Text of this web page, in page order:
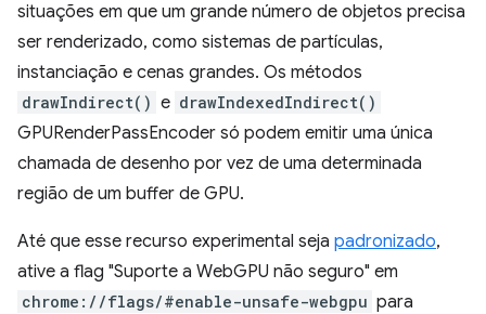
situações em que um grande número de objetos precisa
ser renderizado, como sistemas de partículas,
instanciação e cenas grandes. Os métodos
drawIndirect() e drawIndexedIndirect()
GPURenderPassEncoder só podem emitir uma única
chamada de desenho por vez de uma determinada
região de um buffer de GPU.
Até que esse recurso experimental seja padronizado,
ative a flag "Suporte a WebGPU não seguro" em
chrome://flags/#enable-unsafe-webgpu para